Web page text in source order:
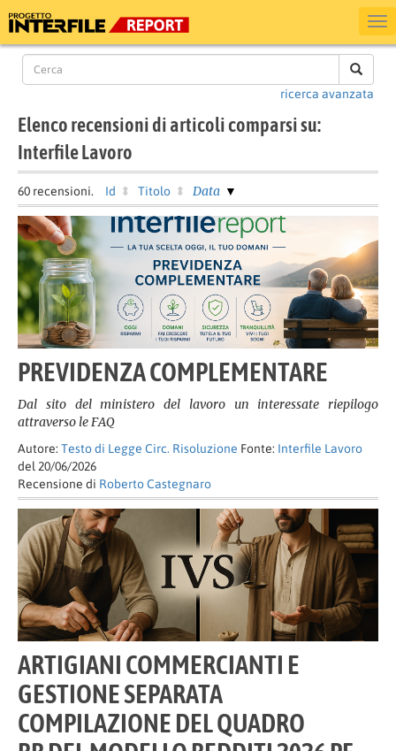
ricerca avanzata
Elenco recensioni di articoli comparsi su:
Interfile Lavoro
60 recensioni. Id Titolo Data
PREVIDENZA COMPLEMENTARE
Dal sito del ministero del lavoro un interessate riepilogo
attraverso le FAQ
Autore: Testo di Legge Circ. Risoluzione Fonte: Interfile Lavoro
del 20/06/2026
Recensione di Roberto Castegnaro
ARTIGIANI COMMERCIANTI E
GESTIONE SEPARATA
COMPILAZIONE DEL QUADRO